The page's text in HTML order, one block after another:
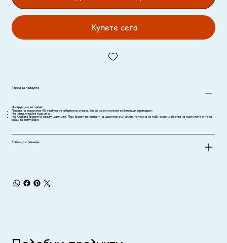
Купете сега
Грижа за продукта
Инструкции за пране:
Перете на максимум 40 градуса от обратната страна, без да се използват избелващи препарати
Не използвайте сушилня
Не гладете директно върху щампите. При директен контакт на щампата със силна топлина се губи еластичността на мастилата и това
води до напукване
Таблица с размери